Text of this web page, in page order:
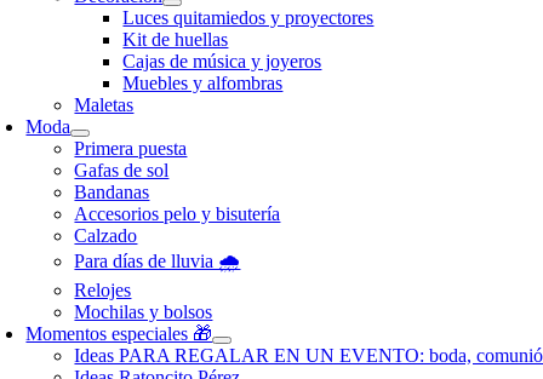
Luces quitamiedos y proyectores
Kit de huellas
Cajas de música y joyeros
Muebles y alfombras
Maletas
Moda
Primera puesta
Gafas de sol
Bandanas
Accesorios pelo y bisutería
Calzado
Para días de lluvia 🌧️
Relojes
Mochilas y bolsos
Momentos especiales 🎁
Ideas PARA REGALAR EN UN EVENTO: boda,